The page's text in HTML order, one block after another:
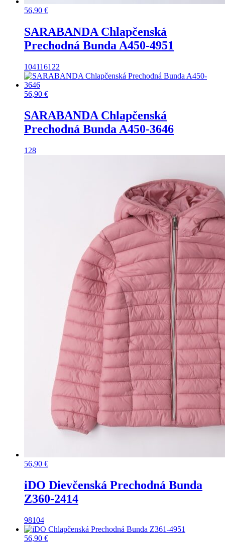
56,90 €
SARABANDA Chlapčenská
Prechodná Bunda A450-4951
104116122
56,90 €
SARABANDA Chlapčenská
Prechodná Bunda A450-3646
128
56,90 €
iDO Dievčenská Prechodná Bunda
Z360-2414
98104
56,90 €